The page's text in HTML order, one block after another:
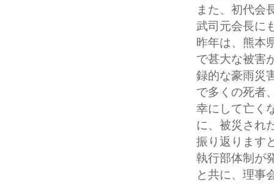
また、初代会
武司元会長に
昨年は、熊本
で甚大な被害
録的な豪雨災
で多くの死者
幸にして亡く
に、被災され
振り返ります
執行部体制が
と共に、理事